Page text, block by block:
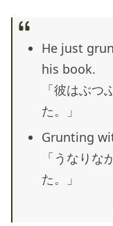
He just
his book.
「彼はぶつ
た。」
Grunting
「うなり
た。」